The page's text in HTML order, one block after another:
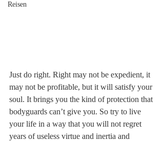
Reisen
Just do right. Right may not be expedient, it
may not be profitable, but it will satisfy your
soul. It brings you the kind of protection that
bodyguards can’t give you. So try to live
your life in a way that you will not regret
years of useless virtue and inertia and